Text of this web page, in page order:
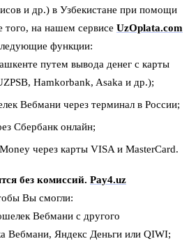
и др.) в Узбекистане при помощи
того, на нашем сервисе UzOplata.com
функции:
путем вывода денег с карты
Hamkorbank, Asaka и др.);
Вебмани через терминал в России;
Сбербанк онлайн;
через карты VISA и MasterCard.
без комиссий. Pay4.uz
Вы смогли:
Вебмани с другого
Вебмани, Яндекс Деньги или QIWI;